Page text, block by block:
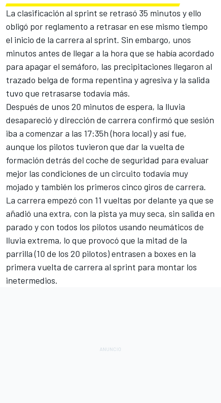
La clasificación al sprint se retrasó 35 minutos y ello
obligó por reglamento a retrasar en ese mismo tiempo
el inicio de la carrera al sprint. Sin embargo, unos
minutos antes de llegar a la hora que se había acordado
para apagar el semáforo, las precipitaciones llegaron al
trazado belga de forma repentina y agresiva y la salida
tuvo que retrasarse todavía más.
Después de unos 20 minutos de espera, la lluvia
desapareció y dirección de carrera confirmó que sesión
iba a comenzar a las 17:35h (hora local) y así fue,
aunque los pilotos tuvieron que dar la vuelta de
formación detrás del coche de seguridad para evaluar
mejor las condiciones de un circuito todavía muy
mojado y también los primeros cinco giros de carrera.
La carrera empezó con 11 vueltas por delante ya que se
añadió una extra, con la pista ya muy seca, sin salida en
parado y con todos los pilotos usando neumáticos de
lluvia extrema, lo que provocó que la mitad de la
parrilla (10 de los 20 pilotos) entrasen a boxes en la
primera vuelta de carrera al sprint para montar los
inetermedios.